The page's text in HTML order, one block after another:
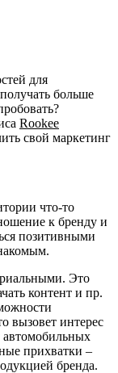
для
больше
Rookee
свой маркетинг
что-то
к бренду и
позитивными
Это
контент и пр.
вызовет интерес
автомобильных
прихватки –
бренда.